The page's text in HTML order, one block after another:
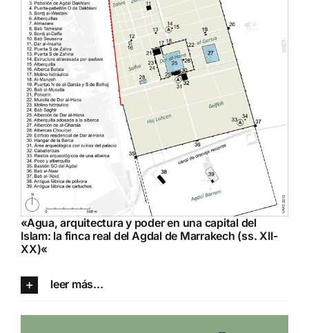
«Agua, arquitectura y poder en una capital del
Islam: la finca real del Agdal de Marrakech (ss. XII-
XX)«
leer más...